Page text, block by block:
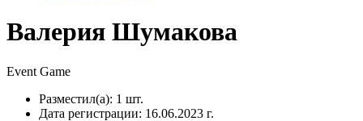
Валерия Шумакова
Event Game
Разместил(а): 1 шт.
Дата регистрации: 16.06.2023 г.